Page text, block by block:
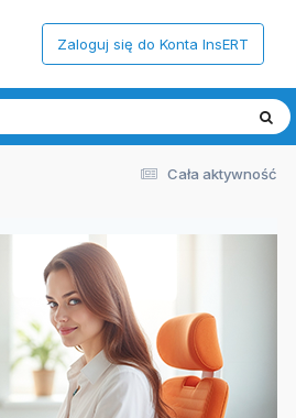
Zaloguj się do Konta InsERT
Cała aktywność